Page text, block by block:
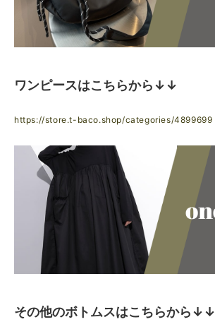
ワンピースはこちらから↓↓
https://store.t-baco.shop/categories/4899699
その他のボトムスはこちらから↓↓